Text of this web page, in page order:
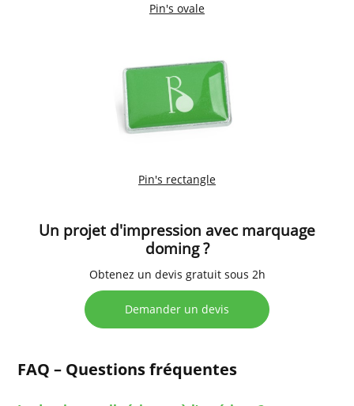
Pin's ovale
Pin's rectangle
Un projet d'impression avec marquage
doming ?
Obtenez un devis gratuit sous 2h
Demander un devis
FAQ – Questions fréquentes